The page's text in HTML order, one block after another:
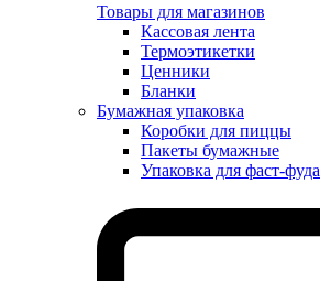
Товары для магазинов
Кассовая лента
Термоэтикетки
Ценники
Бланки
Бумажная упаковка
Коробки для пиццы
Пакеты бумажные
Упаковка для фаст-фуда